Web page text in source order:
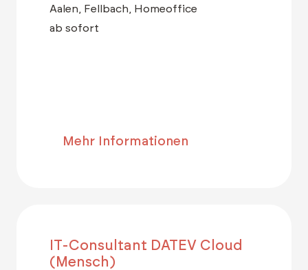
Aalen, Fellbach, Homeoffice
ab sofort
Mehr Informationen
IT-Consultant DATEV Cloud
(Mensch)